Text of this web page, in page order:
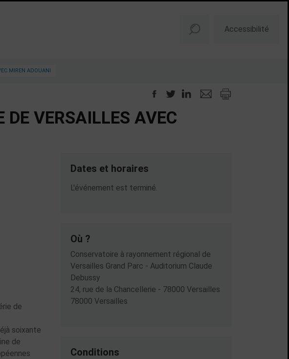
Accessibilité
MIREN ADOUANI
DE VERSAILLES AVEC
de
soixante
de
Dates et horaires
Dates en cours
L'événement est terminé.
Où ?
Conservatoire à rayonnement régional de
Versailles Grand Parc - Auditorium Claude
Debussy
24, rue de la Chancellerie - 78000 Versailles
78000 Versailles
Conditions